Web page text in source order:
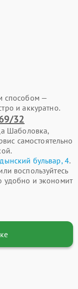
способом —
и аккуратно.
32
Шаболовка,
самостоятельно
бульвар, 4.
воспользуйтесь
удобно и экономит